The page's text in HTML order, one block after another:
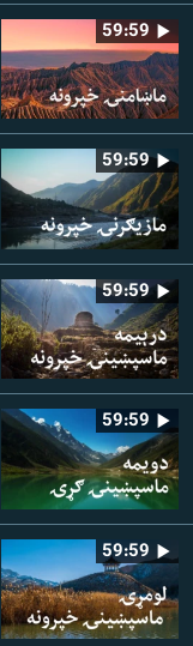
59:59
59:59
59:59
59:59
59:59